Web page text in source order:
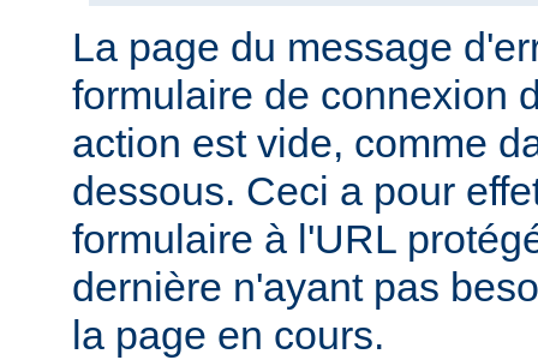
La page du message
formulaire de connexion
action est vide, comme
dessous. Ceci a pour
formulaire à l'URL
dernière n'ayant pas
la page en cours.